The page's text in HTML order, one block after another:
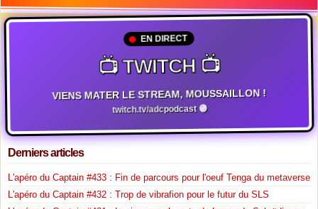
EN DIRECT
📺 TWITCH 📺
VIENS MATER LE STREAM, MOUSSAILLON !
twitch.tv/adcpodcast 🟣
Derniers articles
L'apéro du Captain #433 : Fin de parcours pour l'oeuf Tenga du metaverse
L'apéro du Captain #432 : Trop de vibrafion pour le futur du SLS